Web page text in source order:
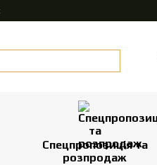
Спецпропозиція та
розпродаж